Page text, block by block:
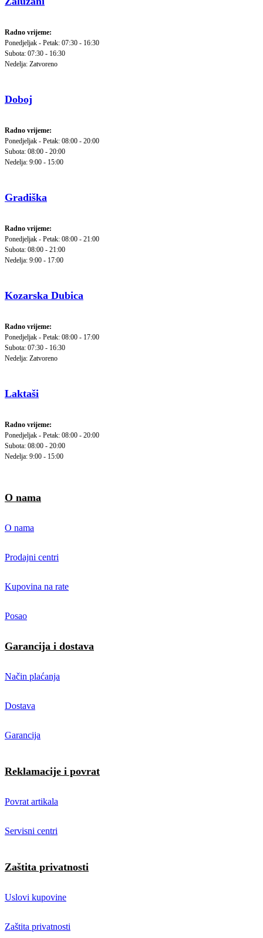
Radno vrijeme:
Ponedjeljak - Petak: 07:30 - 16:30
Subota: 07:30 - 16:30
Nedelja: Zatvoreno
Doboj
Radno vrijeme:
Ponedjeljak - Petak: 08:00 - 20:00
Subota: 08:00 - 20:00
Nedelja: 9:00 - 15:00
Gradiška
Radno vrijeme:
Ponedjeljak - Petak: 08:00 - 21:00
Subota: 08:00 - 21:00
Nedelja: 9:00 - 17:00
Kozarska Dubica
Radno vrijeme:
Ponedjeljak - Petak: 08:00 - 17:00
Subota: 07:30 - 16:30
Nedelja: Zatvoreno
Laktaši
Radno vrijeme:
Ponedjeljak - Petak: 08:00 - 20:00
Subota: 08:00 - 20:00
Nedelja: 9:00 - 15:00
O nama
O nama
Prodajni centri
Kupovina na rate
Posao
Garancija i dostava
Način plaćanja
Dostava
Garancija
Reklamacije i povrat
Povrat artikala
Servisni centri
Zaštita privatnosti
Uslovi kupovine
Zaštita privatnosti